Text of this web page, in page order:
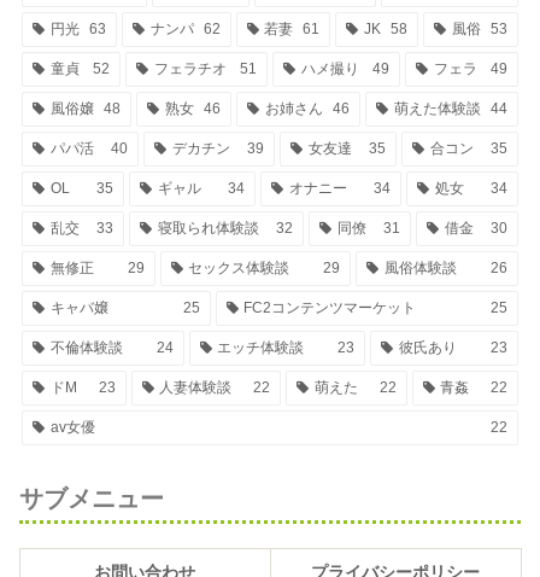
円光 63 ナンパ 62 若妻 61 JK 58 風俗 53
童貞 52 フェラチオ 51 ハメ撮り 49 フェラ 49
風俗嬢 48 熟女 46 お姉さん 46 萌えた体験談 44
パパ活 40 デカチン 39 女友達 35 合コン 35
OL 35 ギャル 34 オナニー 34 処女 34
乱交 33 寝取られ体験談 32 同僚 31 借金 30
無修正 29 セックス体験談 29 風俗体験談 26
キャバ嬢 25 FC2コンテンツマーケット 25
不倫体験談 24 エッチ体験談 23 彼氏あり 23
ドM 23 人妻体験談 22 萌えた 22 青姦 22
av女優 22
サブメニュー
お問い合わせ プライバシーポリシー